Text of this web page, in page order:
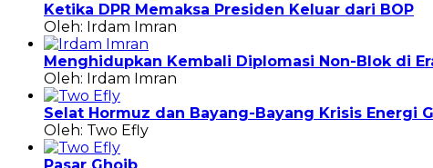
Ketika DPR Memaksa Presiden Keluar dari BOP
Oleh: Irdam Imran
Menghidupkan Kembali Diplomasi Non-Blok di
Oleh: Irdam Imran
Selat Hormuz dan Bayang-Bayang Krisis Energi
Oleh: Two Efly